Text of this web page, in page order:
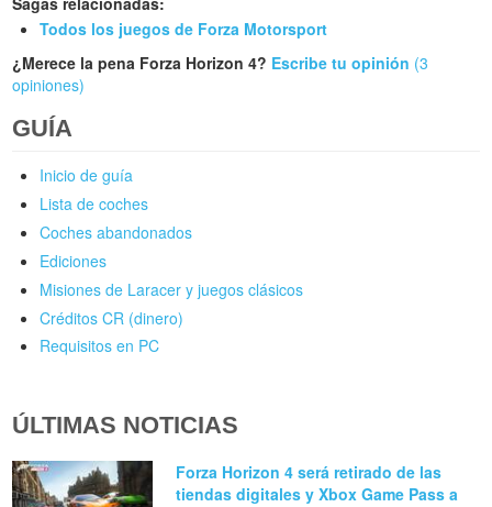
Todos los juegos de Forza Motorsport
¿Merece la pena Forza Horizon 4? Escribe tu opinión (3
opiniones)
GUÍA
Inicio de guía
Lista de coches
Coches abandonados
Ediciones
Misiones de Laracer y juegos clásicos
Créditos CR (dinero)
Requisitos en PC
ÚLTIMAS NOTICIAS
Forza Horizon 4 será retirado de las
tiendas digitales y Xbox Game Pass a